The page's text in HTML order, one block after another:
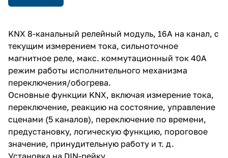
KNX 8-канальный релейный модуль, 16А на канал, с
текущим измерением тока, сильноточное
магнитное реле, макс. коммутационный ток 40А
режим работы исполнительного механизма
переключения/обогрева.
Основные функции KNX, включая измерение тока,
переключение, реакцию на состояние, управление
сценами (5 каналов), переключение по времени,
предустановку, логическую функцию, пороговое
значение, принудительную работу и т. д.
Установка на DIN-рейку.